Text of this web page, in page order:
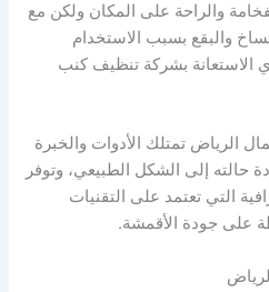
والراحة على المكان ولكن مع
والبقع بسبب الاستخدام
الاستعانة بشركة تنظيف كنب
تمتلك الأدوات والخبرة
حالته إلى الشكل الطبيعي، وتوفر
التي تعتمد على التقنيات
على جودة الأقمشة.